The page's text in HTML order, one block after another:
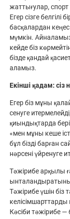
жаттығулар,
Егер сізге
басқалардан
мүмкін.
кейде біз
бізде қандай
аламыз.
Екінші қадам: сіз
Егер біз мұны қалай
сенуге
қиындықтарда
«мен мұны кеше
бұл бізді барған
нәрсені үйренуге
Тәжірибе арқылы
Тәжірибе үшін біз
Кәсіби тәжірибе —